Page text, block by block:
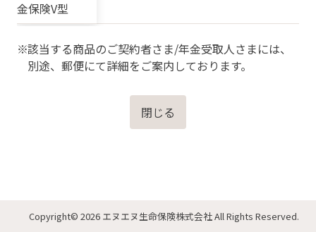
⾦保険V型
該当する商品のご契約者さま/年⾦受取⼈さまには、
別途、郵便にて詳細をご案内しております。
閉じる
Copyright© 2026 エヌエヌ生命保険株式会社All Rights Reserved.